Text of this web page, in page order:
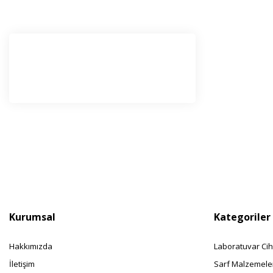
Kurumsal
Hakkımızda
İletişim
Kategoriler
Laboratuvar
Sarf